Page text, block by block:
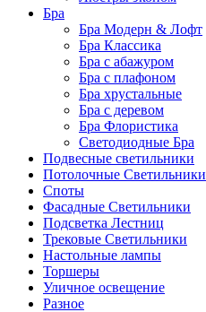
Бра
Бра Модерн & Лофт
Бра Классика
Бра с абажуром
Бра с плафоном
Бра хрустальные
Бра с деревом
Бра Флористика
Светодиодные Бра
Подвесные светильники
Потолочные Светильники
Споты
Фасадные Светильники
Подсветка Лестниц
Трековые Светильники
Настольные лампы
Торшеры
Уличное освещение
Разное